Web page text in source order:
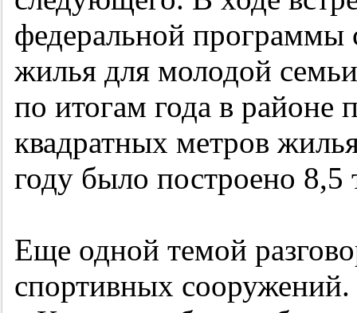
федеральной программы
жилья для молодой
по итогам года в районе
квадратных метров
году было построено 8,5
Еще одной темой
спортивных сооружений.